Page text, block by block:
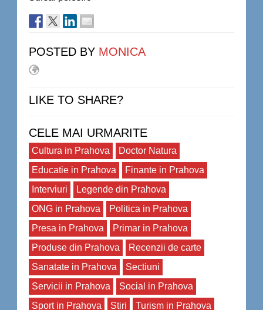
POSTED BY MONICA
LIKE TO SHARE?
CELE MAI URMARITE
Cultura in Prahova
Doctor Natura
Educatie in Prahova
Finante in Prahova
Interviuri
Legende din Prahova
ONG in Prahova
Politica in Prahova
Presa in Prahova
Primar in Prahova
Produse din Prahova
Recenzii de carte
Sanatate in Prahova
Sectiuni
Servicii in Prahova
Social in Prahova
Sport in Prahova
Stiri Turism in Prahova